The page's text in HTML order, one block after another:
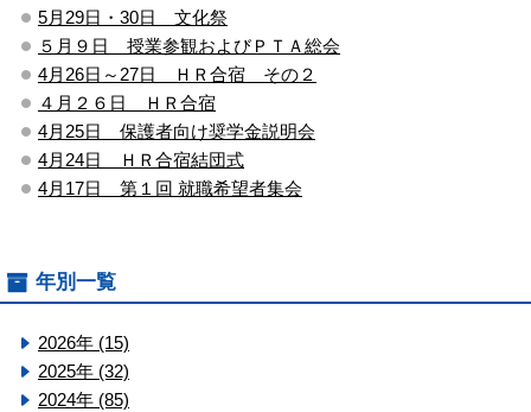
5月29日・30日 文化祭
５月９日 授業参観およびＰＴＡ総会
4月26日～27日 ＨＲ合宿 その２
４月２６日 ＨＲ合宿
4月25日 保護者向け奨学金説明会
4月24日 ＨＲ合宿結団式
4月17日 第１回 就職希望者集会
年別一覧
2026年 (15)
2025年 (32)
2024年 (85)